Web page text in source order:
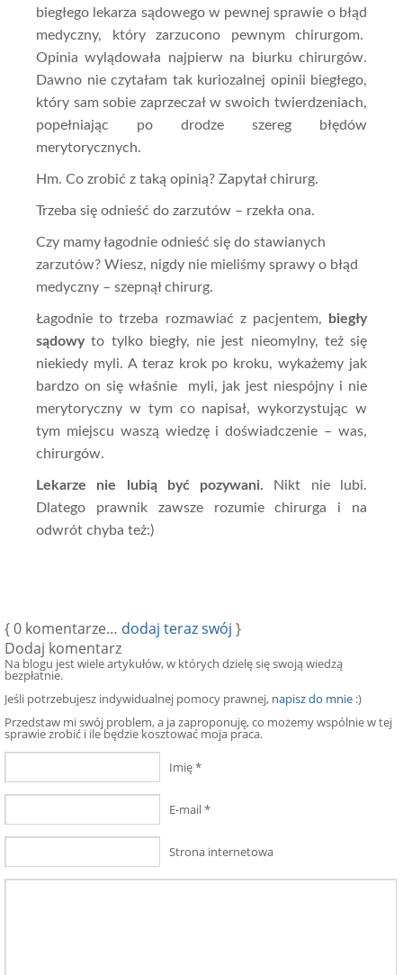
biegłego lekarza sądowego w pewnej sprawie o błąd
medyczny, który zarzucono pewnym chirurgom.
Opinia wylądowała najpierw na biurku chirurgów.
Dawno nie czytałam tak kuriozalnej opinii biegłego,
który sam sobie zaprzeczał w swoich twierdzeniach,
popełniając po drodze szereg błędów
merytorycznych.
Hm. Co zrobić z taką opinią? Zapytał chirurg.
Trzeba się odnieść do zarzutów – rzekła ona.
Czy mamy łagodnie odnieść się do stawianych
zarzutów? Wiesz, nigdy nie mieliśmy sprawy o błąd
medyczny – szepnął chirurg.
Łagodnie to trzeba rozmawiać z pacjentem,
biegły
sądowyto tylko biegły, nie jest nieomylny, też się
niekiedy myli. A teraz krok po kroku, wykażemy jak
bardzo on się właśnie myli, jak jest niespójny i nie
merytoryczny w tym co napisał, wykorzystując w
tym miejscu waszą wiedzę i doświadczenie – was,
chirurgów.
Lekarze nie lubią być pozywani. Nikt nie lubi.
Dlatego prawnik zawsze rozumie chirurga i na
odwrót chyba też:)
{0 komentarze… dodaj teraz swój }
Dodaj komentarz
Na blogu jest wiele artykułów, w których dzielę się swoją wiedzą
bezpłatnie.
Jeśli potrzebujesz indywidualnej pomocy prawnej, napisz do mnie :)
Przedstaw mi swój problem, a ja zaproponuję, co możemy wspólnie w tej
sprawie zrobić i ile będzie kosztować moja praca.
Imię*
E-mail*
Strona internetowa